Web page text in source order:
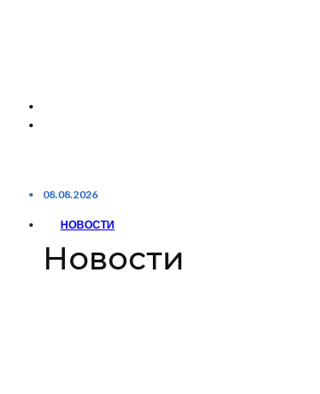
08.08.2026
НОВОСТИ
Новости